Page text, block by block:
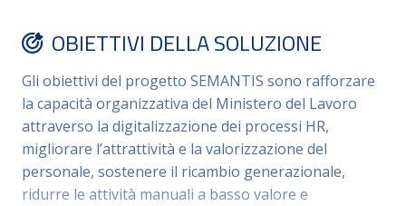
ascolto continuo volto a migliorare il benessere, la
complesso, il progetto promuove una gestione
moderna, integrata e data driven, orientata alla
crescita e all’ingaggio del personale del Ministero,
creando valore, rafforzando la coesione interna e
sostenendo la piena evoluzione dell’organizzazione.
OBIETTIVI DELLA SOLUZIONE
Gli obiettivi del progetto SEMANTIS sono rafforzare
la capacità organizzativa del Ministero del Lavoro
attraverso la digitalizzazione dei processi HR,
migliorare l’attrattività e la valorizzazione del
personale, sostenere il ricambio generazionale,
ridurre le attività manuali a basso valore e